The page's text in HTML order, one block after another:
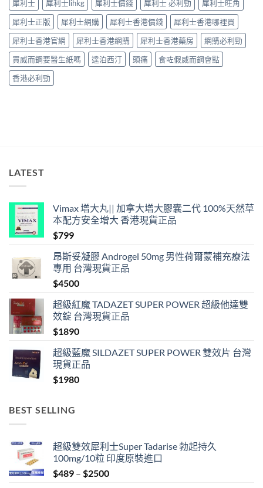
見
效、
最
長
36
小
時、
正
購
整
解
析〉
中
犀利士 犀利士lihkg 犀利士價錢 犀利士 必利勁
犀利士旺角
犀利士正版
犀利士網購 犀利士香港價錢
犀利士香港哪裡買
犀利士香港官網
犀利士香港網購 犀利士香港藥房
網購必利勁
買威而鋼要醫生紙嗎
達泊西汀 頭痛
食咗假威而鋼會點
香港必利勁
LATEST
Vimax 增大丸|| 加拿大增大膠囊二代 100%天然草
本配方安全增大 香港現貨正品
$799
昂斯妥凝膠 Androgel 50mg 男性荷爾蒙補充療法
專用 台灣現貨正品
$4500
超級紅魔 TADAZET SUPER POWER 超級他達雙
效錠 台灣現貨正品
$1890
超級藍魔 SILDAZET SUPER POWER 雙效片 台灣
現貨正品
$1980
BEST SELLING
超級雙效犀利士Super Tadarise 勃起持久
100mg/10粒 印度原裝進口
$489 – $2500Price